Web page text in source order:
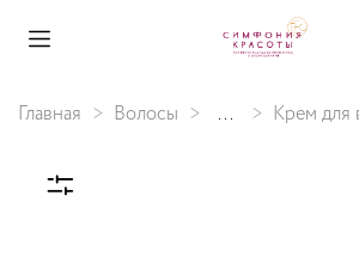
Главная Волосы ... Крем для